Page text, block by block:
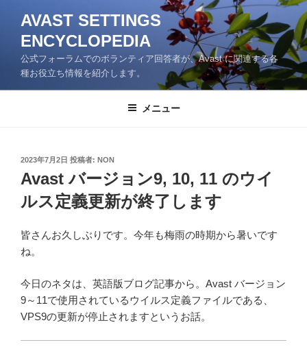
へ
AVAST SETTINGS
ENCYCLOPEDIA
公式フォーラムでのボランティア回答者が、Avast に関連する各
種お役立ち情報を紹介します。
メニュー
投
稿
日:
2023年7月2日 投稿者: NON
Avast バージョン9, 10, 11 のウイ
ルス定義更新が終了します
皆さんお久しぶりです。今年も梅雨の時期から暑いです
ね。
今日のネタは、英語版ブログ記事から。Avast バージョン
9～11で使用されているウイルス定義ファイルである、
VPS9の更新が停止されますというお話。